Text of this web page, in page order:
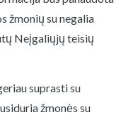
žmonių su negalia
Neįgaliųjų teisių
suprasti su
žmonės su